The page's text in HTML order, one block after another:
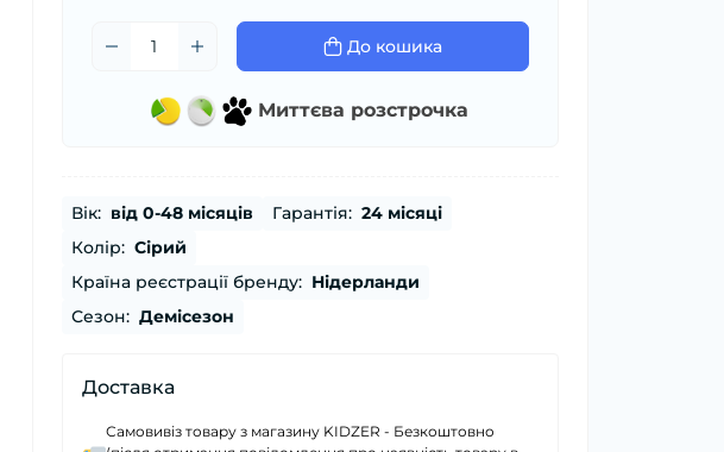
До кошика
Миттєва розстрочка
Вік: від 0-48 місяців Гарантія: 24 місяці
Колір: Сірий
Країна реєстрації бренду: Нідерланди
Сезон: Демісезон
Доставка
Самовивіз товару з магазину KIDZER - Безкоштовно